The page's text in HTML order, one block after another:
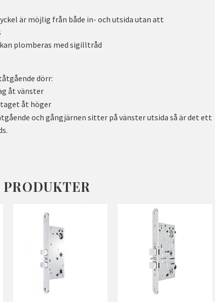
är möjlig från både in- och utsida utan att
plomberas med sigilltråd
dörr:
åt vänster
åt höger
och gångjärnen sitter på vänster utsida så är det ett